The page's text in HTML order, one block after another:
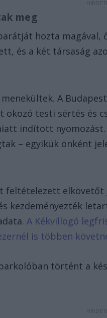
meg
hozta
és a két társaság
A
okozó testi sértés és
indított
– egyikük önként
feltételezett
kezdeményezték
A Kékvillogó
is többen
történt a